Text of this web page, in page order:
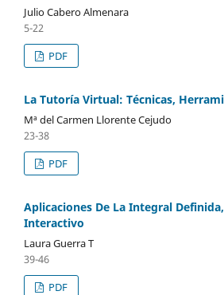
Julio Cabero Almenara
5-22
PDF
La Tutoría Virtual: Técnicas,
Mª del Carmen Llorente Cejudo
23-38
PDF
Aplicaciones De La Integral
Interactivo
Laura Guerra T
39-46
PDF